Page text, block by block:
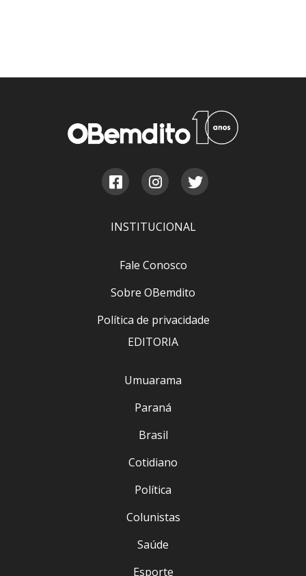
INSTITUCIONAL
Fale Conosco
Sobre OBemdito
Política de privacidade
EDITORIA
Umuarama
Paraná
Brasil
Cotidiano
Política
Colunistas
Saúde
Esporte